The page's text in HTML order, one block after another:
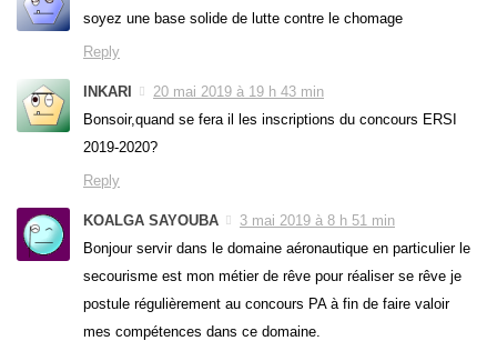
soyez une base solide de lutte contre le chomage
Reply
INKARI
20 mai 2019 à 19 h 43 min
Bonsoir,quand se fera il les inscriptions du concours ERSI
2019-2020?
Reply
KOALGA SAYOUBA
3 mai 2019 à 8 h 51 min
Bonjour servir dans le domaine aéronautique en particulier le
secourisme est mon métier de rêve pour réaliser se rêve je
postule régulièrement au concours PA à fin de faire valoir
mes compétences dans ce domaine.